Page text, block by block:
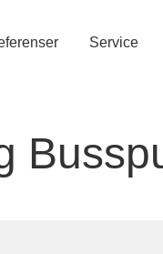
Service